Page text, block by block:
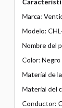
Marca:
Modelo:
Nombre del
Color: Negro
Material de
Material del
Conductor: